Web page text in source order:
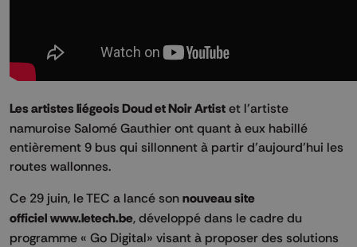
Les artistes liégeois Doud et Noir Artist et l’artiste
namuroise Salomé Gauthier ont quant à eux habillé
entièrement 9 bus qui sillonnent à partir d’aujourd’hui les
routes wallonnes.
Ce 29 juin, le TEC a lancé son nouveau site
officiel www.letech.be, développé dans le cadre du
programme « Go Digital» visant à proposer des solutions